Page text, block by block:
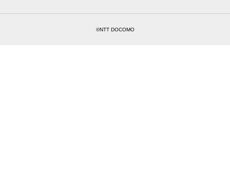
©NTT DOCOMO